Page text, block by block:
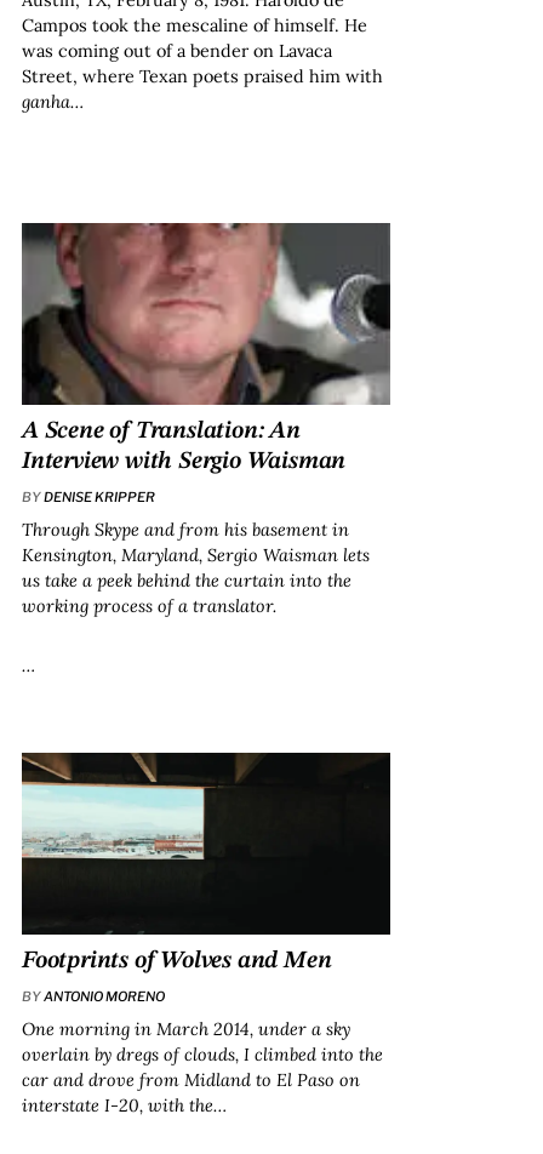
Campos took the mescaline of himself. He
was coming out of a bender on Lavaca
Street, where Texan poets praised him with
ganha…
A Scene of Translation: An
Interview with Sergio Waisman
BYDENISE KRIPPER
Through Skype and from his basement in
Kensington, Maryland, Sergio Waisman lets
us take a peek behind the curtain into the
working process of a translator.
…
Footprints of Wolves and Men
BYANTONIO MORENO
One morning in March 2014, under a sky
overlain by dregs of clouds, I climbed into the
car and drove from Midland to El Paso on
interstate I-20, with the…